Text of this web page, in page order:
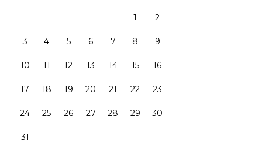
1 2
3 4 5 6 7 8 9
10 11 12 13 14 15 16
17 18 19 20 21 22 23
24 25 26 27 28 29 30
31